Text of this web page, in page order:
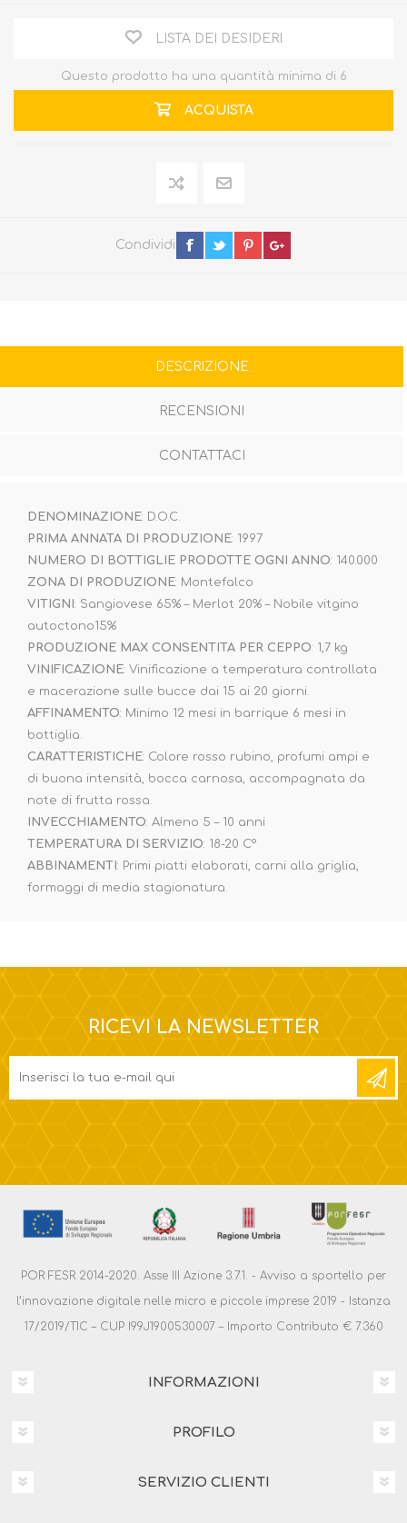
LISTA DEI DESIDERI
Questo prodotto ha una quantità minima di 6
ACQUISTA
Condividi
DESCRIZIONE
RECENSIONI
CONTATTACI
DENOMINAZIONE: D.O.C.
PRIMA ANNATA DI PRODUZIONE: 1997
NUMERO DI BOTTIGLIE PRODOTTE OGNI ANNO: 140.000
ZONA DI PRODUZIONE: Montefalco
VITIGNI : Sangiovese 65% – Merlot 20% – Nobile vitgino
autoctono15%
PRODUZIONE MAX CONSENTITA PER CEPPO: 1,7 kg
VINIFICAZIONE: Vinificazione a temperatura controllata
e macerazione sulle bucce dai 15 ai 20 giorni.
AFFINAMENTO: Minimo 12 mesi in barrique 6 mesi in
bottiglia.
CARATTERISTICHE: Colore rosso rubino, profumi ampi e
di buona intensità, bocca carnosa, accompagnata da
note di frutta rossa.
INVECCHIAMENTO: Almeno 5 – 10 anni
TEMPERATURA DI SERVIZIO: 18-20 C°
ABBINAMENTI : Primi piatti elaborati, carni alla griglia,
formaggi di media stagionatura.
RICEVI LA NEWSLETTER
POR FESR 2014-2020. Asse III Azione 3.7.1. - Avviso a sportello per
l’innovazione digitale nelle micro e piccole imprese 2019 - Istanza
17/2019/TIC – CUP I99J1900530007 – Importo Contributo € 7.360
INFORMAZIONI
PROFILO
SERVIZIO CLIENTI